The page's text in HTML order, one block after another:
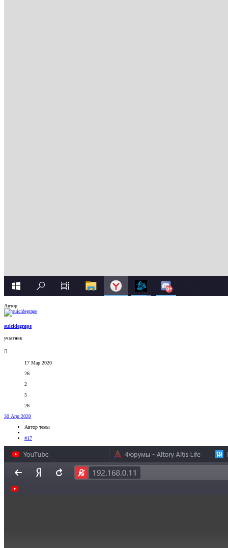
Автор
suicidegrape
участник
17 Мар 2020
26
2
5
26
30 Апр 2020
Автор темы
#17